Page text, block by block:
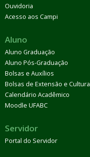
Ouvidoria
Acesso aos Campi
Aluno
Aluno Graduação
Aluno Pós-Graduação
Bolsas e Auxílios
Bolsas de Extensão e Cultura
Calendário Acadêmico
Moodle UFABC
Servidor
Portal do Servidor